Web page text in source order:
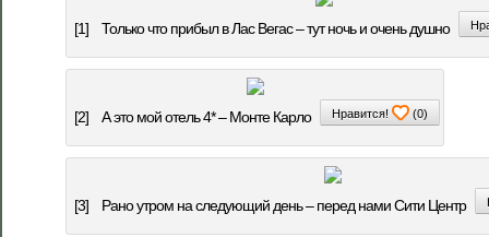
[1] Только что прибыл в Лас Вегас – тут ночь и очень душно
[2] А это мой отель 4* – Монте Карло Нравится! (0)
[3] Рано утром на следующий день – перед нами Сити Центр